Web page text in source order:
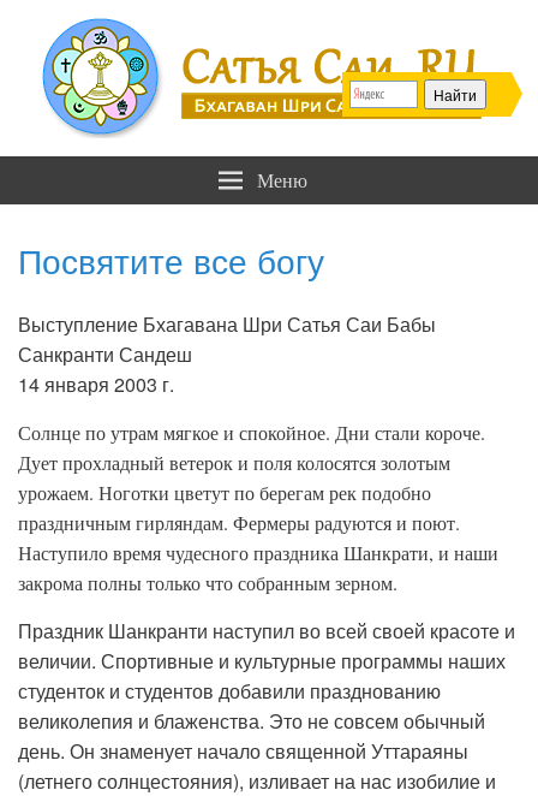
Сатья Саи .RU Меню
Посвятите все богу
Выступление Бхагавана Шри Сатья Саи Бабы
Санкранти Сандеш
14 января 2003 г.
Солнце по утрам мягкое и спокойное. Дни стали короче.
Дует прохладный ветерок и поля колосятся золотым
урожаем. Ноготки цветут по берегам рек подобно
праздничным гирляндам. Фермеры радуются и поют.
Наступило время чудесного праздника Шанкрати, и наши
закрома полны только что собранным зерном.
Праздник Шанкранти наступил во всей своей красоте и
величии. Спортивные и культурные программы наших
студенток и студентов добавили празднованию
великолепия и блаженства. Это не совсем обычный
день. Он знаменует начало священной Уттараяны
(летнего солнцестояния), изливает на нас изобилие и